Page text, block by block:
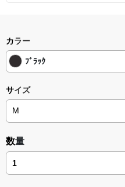
カラー
ﾌﾞﾗｯｸ
サイズ
数量